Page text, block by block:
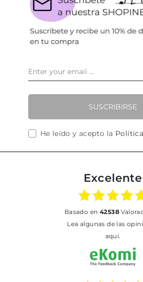
SUSCRIBIRSE
He leído y acepto la
Excelente
basado en 42538
Lea algunas de las opiniones
aquí.